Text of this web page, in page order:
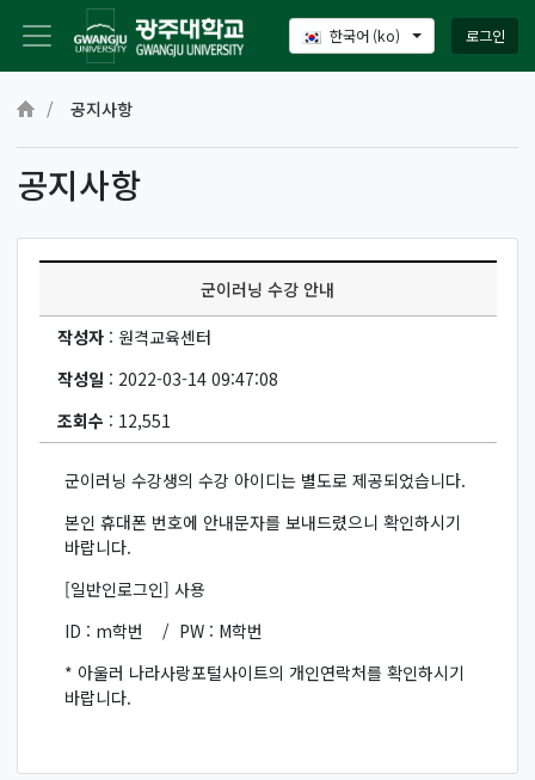
한국어 ‎(ko)‎ 로그인
공지사항
공지사항
군이러닝 수강 안내
작성자: 원격교육센터
작성일 : 2022-03-14 09:47:08
조회수 : 12,551
군이러닝 수강생의 수강 아이디는 별도로 제공되었습니다.
본인 휴대폰 번호에 안내문자를 보내드렸으니 확인하시기
바랍니다.
[일반인로그인] 사용
ID : m학번 / PW : M학번
* 아울러 나라사랑포털사이트의 개인연락처를 확인하시기
바랍니다.